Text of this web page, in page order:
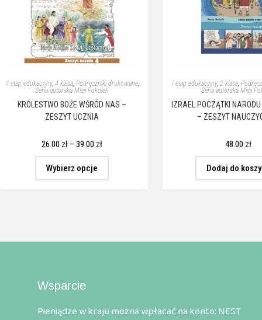
II etap edukacyjny, 4 klasa, Podręczniki drukowane,
Seria autorska Misji Pokoleń
KRÓLESTWO BOŻE WŚRÓD NAS –
ZESZYT UCZNIA
26.00 zł – 39.00 zł
Wybierz opcje
I etap edukacyjny,2 klasa,
Seria autorska Misji
IZRAEL POCZĄTKI
– ZESZYT
48.00 zł
Dodaj do
Wsparcie
Pieniądze w kraju można wpłacać na konto: NEST